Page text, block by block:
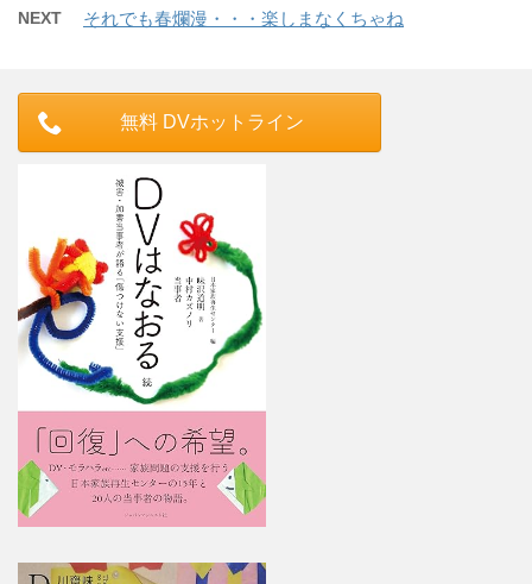
NEXT それでも春爛漫・・・楽しまなくちゃね
無料 DVホットライン